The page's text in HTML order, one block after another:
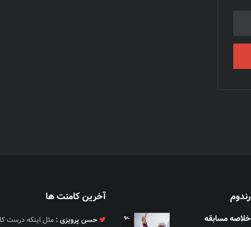
آخرین کامنت ها
حسن پرویزی : مثل اینکه درست حسن پرویزی : عالی بود
رندوم
خلاصه مسابقه